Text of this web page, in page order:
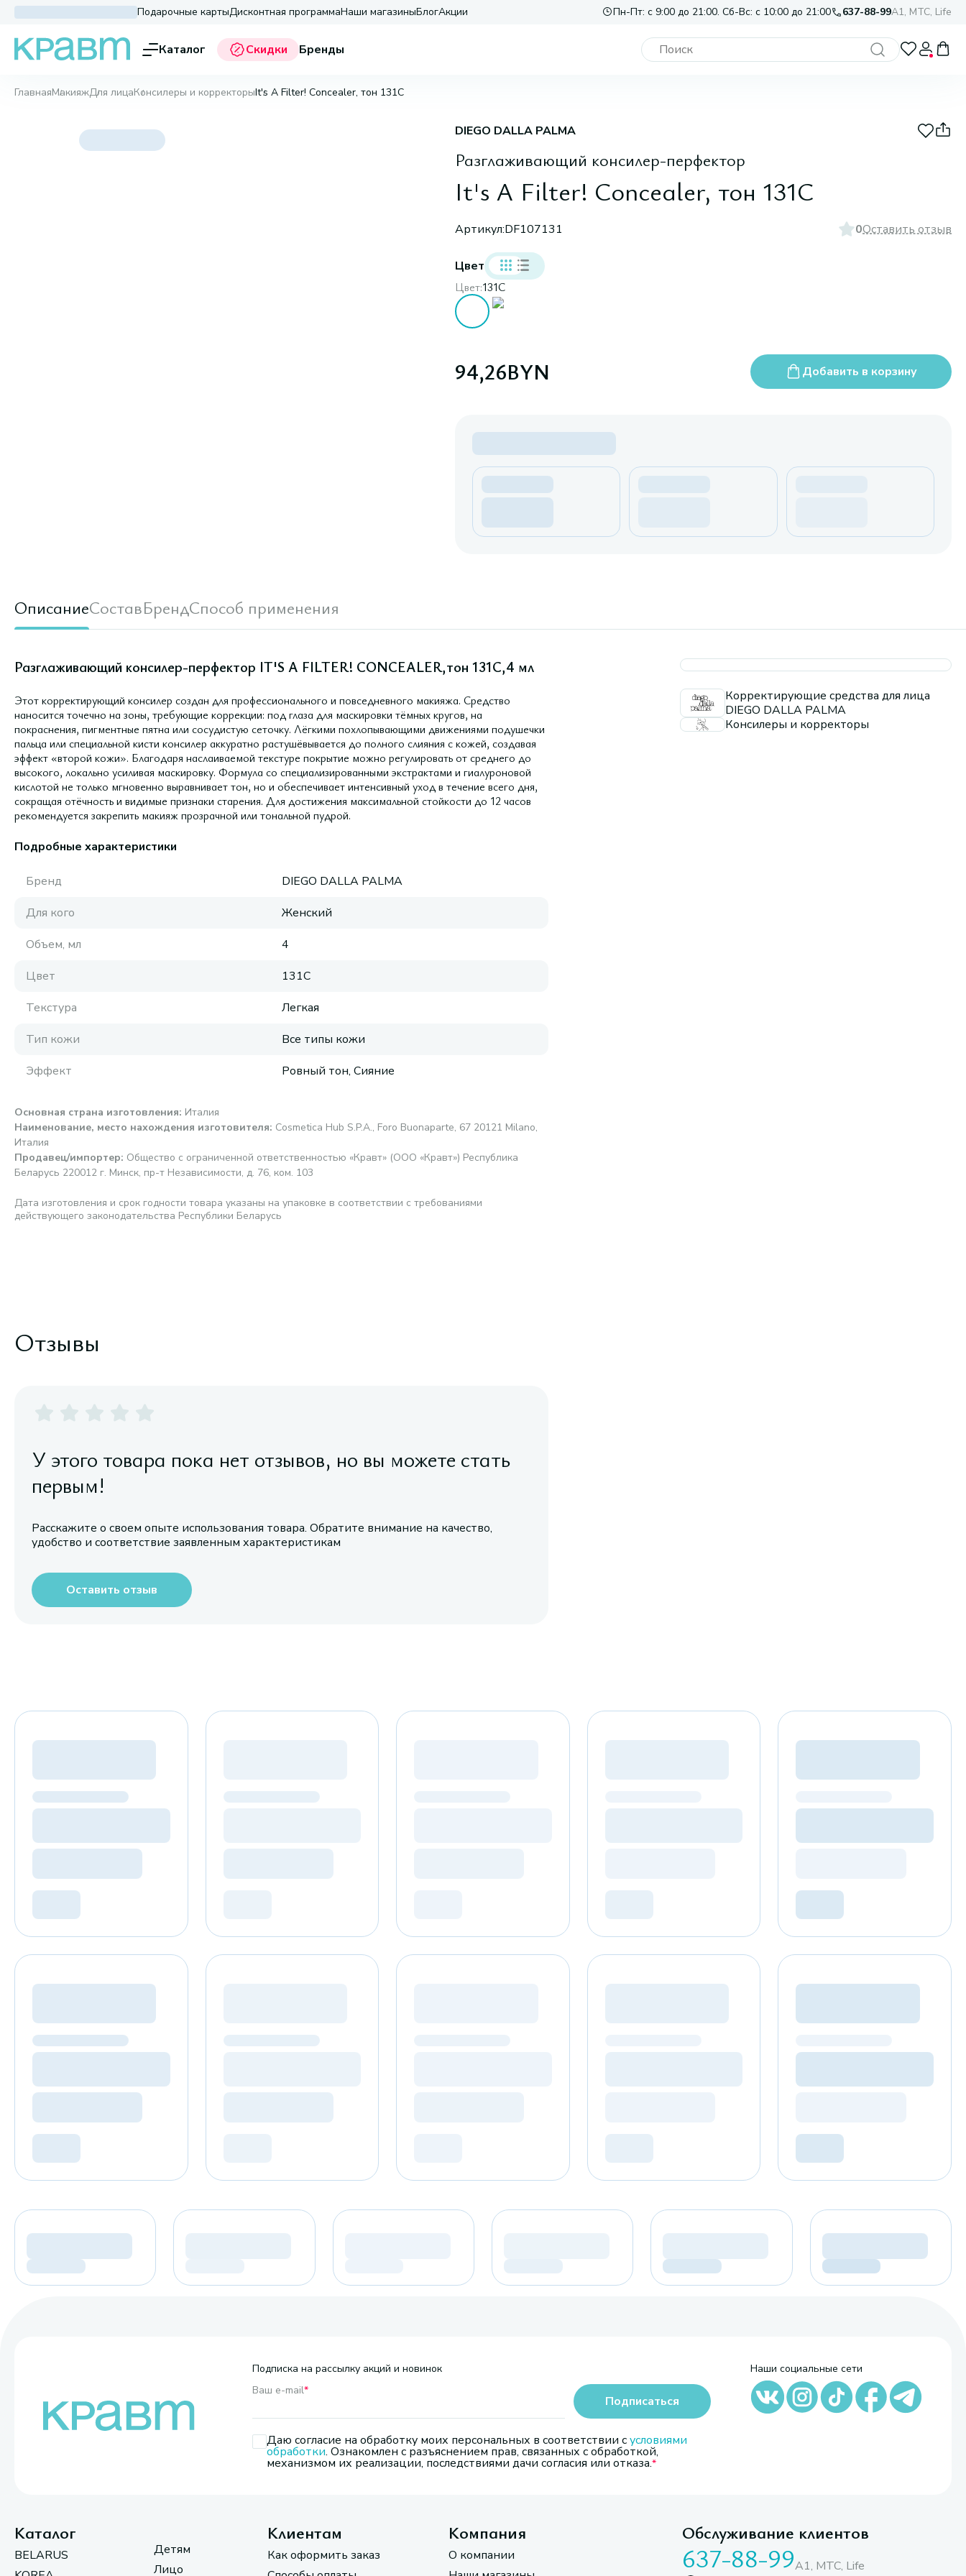
Подарочные картыДисконтная программаНаши магазиныБлогАкции Пн-Пт: с 9:00 до 21:00. Сб-Вс: с 10:00 до 21:00 637-88-99A1, МТС, Life
Каталог Скидки Бренды
ГлавнаяМакияжДля лицаКонсилеры и корректорыIt's A Filter! Concealer, тон 131C
DIEGO DALLA PALMA
Разглаживающий консилер-перфектор
It's A Filter! Concealer, тон 131C
Артикул:DF107131 0Оставить отзыв
Цвет
Цвет:131С
94,26BYN Добавить в корзину
ОписаниеСоставБрендСпособ применения
Разглаживающий консилер-перфектор IT'S A FILTER! CONCEALER,тон 131C,4 мл
Этот корректирующий консилер создан для профессионального и повседневного макияжа. Средство
наносится точечно на зоны, требующие коррекции: под глаза для маскировки тёмных кругов, на
покраснения, пигментные пятна или сосудистую сеточку. Лёгкими похлопывающими движениями подушечки
пальца или специальной кисти консилер аккуратно растушёвывается до полного слияния с кожей, создавая
эффект «второй кожи». Благодаря наслаиваемой текстуре покрытие можно регулировать от среднего до
высокого, локально усиливая маскировку. Формула со специализированными экстрактами и гиалуроновой
кислотой не только мгновенно выравнивает тон, но и обеспечивает интенсивный уход в течение всего дня,
сокращая отёчность и видимые признаки старения. Для достижения максимальной стойкости до 12 часов
рекомендуется закрепить макияж прозрачной или тональной пудрой.
Подробные характеристики
Бренд
DIEGO DALLA PALMA
Для кого
Женский
Объем, мл
4
Цвет
131С
Текстура
Легкая
Тип кожи
Все типы кожи
Эффект
Ровный тон, Сияние
Основная страна изготовления: Италия
Наименование, место нахождения изготовителя: Cosmetica Hub S.P.A., Foro Buonaparte, 67 20121 Milano,
Италия
Продавец/импортер: Общество с ограниченной ответственностью «Кравт» (ООО «Кравт») Республика
Беларусь 220012 г. Минск, пр-т Независимости, д. 76, ком. 103
Дата изготовления и срок годности товара указаны на упаковке в соответствии с требованиями
действующего законодательства Республики Беларусь
Корректирующие средства для лица
DIEGO DALLA PALMA
Консилеры и корректоры
Отзывы
У этого товара пока нет отзывов, но вы можете стать
первым!
Расскажите о своем опыте использования товара. Обратите внимание на качество,
удобство и соответствие заявленным характеристикам
Оставить отзыв
Подписка на рассылку акций и новинок
Ваш e-mail*
Даю согласие на обработку моих персональных в соответствии сусловиями
обработки. Ознакомлен с разъяснением прав, связанных с обработкой,
механизмом их реализации, последствиями дачи согласия или отказа.
Подписаться
Наши социальные сети
Каталог
BELARUS
Детям
Лицо
Клиентам
Как оформить заказ
Компания
О компании
Обслуживание клиентов
637-88-99A1, МТС, Life